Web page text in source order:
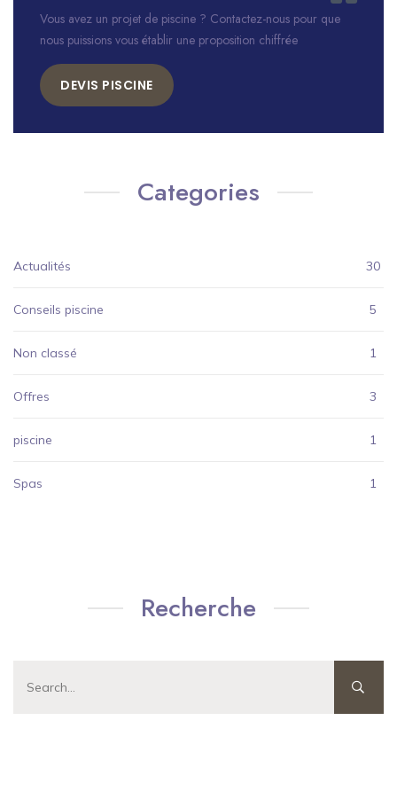
Vous avez un projet de piscine ? Contactez-nous pour que
nous puissions vous établir une proposition chiffrée
DEVIS PISCINE
Categories
Actualités 30
Conseils piscine 5
Non classé 1
Offres 3
piscine 1
Spas 1
Recherche